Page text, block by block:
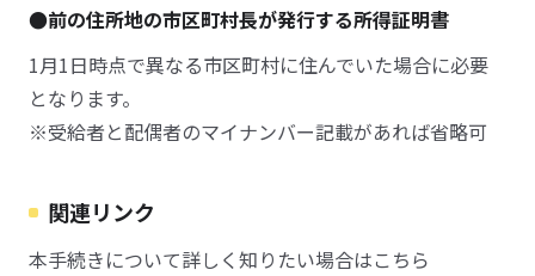
●前の住所地の市区町村長が発行する所得証明書
1月1日時点で異なる市区町村に住んでいた場合に必要
となります。
※受給者と配偶者のマイナンバー記載があれば省略可
関連リンク
本手続きについて詳しく知りたい場合はこちら